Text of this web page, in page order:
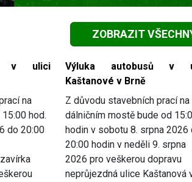
ZOBRAZIT
v ulici
na
hod.
do 20:00
Výluka autobusů v
Kaštanové v Brně
Z důvodu stavebních prací na
dálničním mostě bude od
hodin v sobotu 8. srpna 2026
20:00 hodin v neděli 9. srpna
2026 pro veškerou dopravu
neprůjezdná ulice Kaštanová